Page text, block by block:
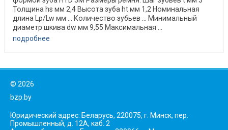
Толщина hs мм 2,4 Высота зуба ht мм 1,2 Номинальная
длина Lp/Lw мм ... Количество зубьев ... Минимальный
диаметр шкива dw мм 9,55 Максимальная ...
подробнее
© 2026
bzp.by
Юридический адрес: Беларусь, 220075, г. Минск, пер.
Промышленный, д. 12А, каб. 2